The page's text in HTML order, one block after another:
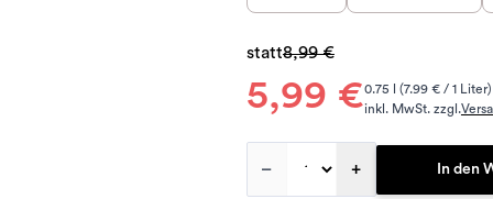
5,99 €
statt8,99 €
0.75 l (7.99 € / 1 Liter)
inkl. MwSt. zzgl.
– + In den